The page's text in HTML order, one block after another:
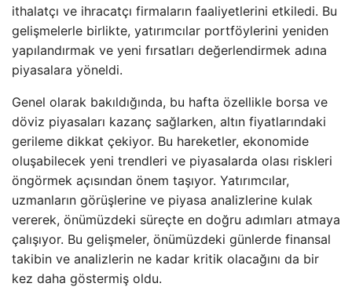
ithalatçı ve ihracatçı firmaların faaliyetlerini etkiledi. Bu
gelişmelerle birlikte, yatırımcılar portföylerini yeniden
yapılandırmak ve yeni fırsatları değerlendirmek adına
piyasalara yöneldi.
Genel olarak bakıldığında, bu hafta özellikle borsa ve
döviz piyasaları kazanç sağlarken, altın fiyatlarındaki
gerileme dikkat çekiyor. Bu hareketler, ekonomide
oluşabilecek yeni trendleri ve piyasalarda olası riskleri
öngörmek açısından önem taşıyor. Yatırımcılar,
uzmanların görüşlerine ve piyasa analizlerine kulak
vererek, önümüzdeki süreçte en doğru adımları atmaya
çalışıyor. Bu gelişmeler, önümüzdeki günlerde finansal
takibin ve analizlerin ne kadar kritik olacağını da bir
kez daha göstermiş oldu.